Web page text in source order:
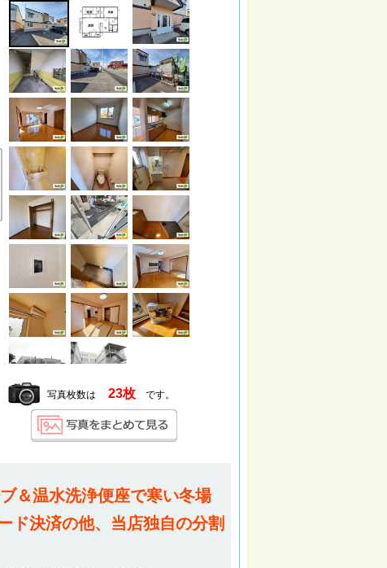
写真枚数は 23枚です。
＆温水洗浄便座で寒い冬場
ド決済の他、当店独自の分割